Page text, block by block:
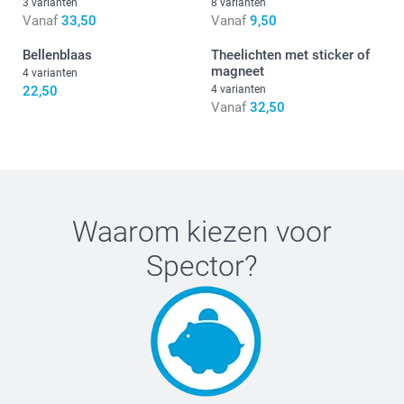
vind je hier. Niet geschikt voor kinderen jonger dan 3 jaar.
3 varianten
Vanaf 33,50
8 varianten
Vanaf 9,50
Bellenblaas
4 varianten
22,50
Theelichten met sticker of
magneet
4 varianten
Vanaf 32,50
Waarom kiezen voor
Spector?